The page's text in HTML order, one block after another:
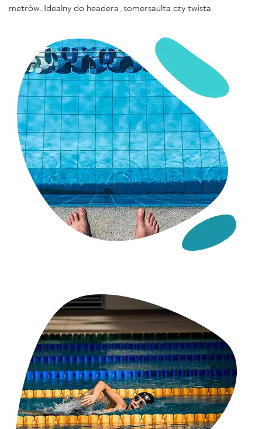
metrów. Idealny do headera, somersaulta czy twista.